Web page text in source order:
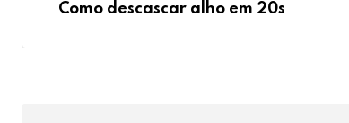
Como descascar alho em 20s